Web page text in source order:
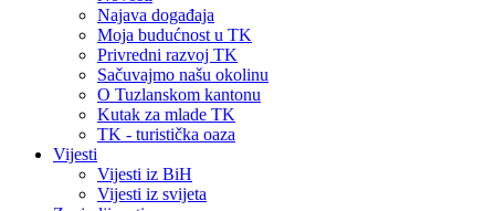
Najava događaja
Moja budućnost u TK
Privredni razvoj TK
Sačuvajmo našu okolinu
O Tuzlanskom kantonu
Kutak za mlade TK
TK - turistička oaza
Vijesti
Vijesti iz BiH
Vijesti iz svijeta